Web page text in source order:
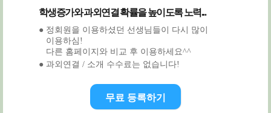
학생증가와 과외연결 확률을 높이도록 노력...
● 정회원을 이용하셨던 선생님들이 다시 많이
이용하심!
다른 홈페이지와 비교 후 이용하세요^^
● 과외연결 / 소개 수수료는 없습니다!
무료 등록하기